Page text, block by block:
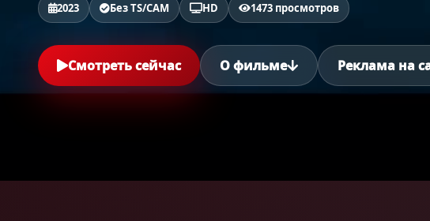
2023 Без TS/CAM HD 1473 просмотров
Смотреть сейчас О фильме Реклама на